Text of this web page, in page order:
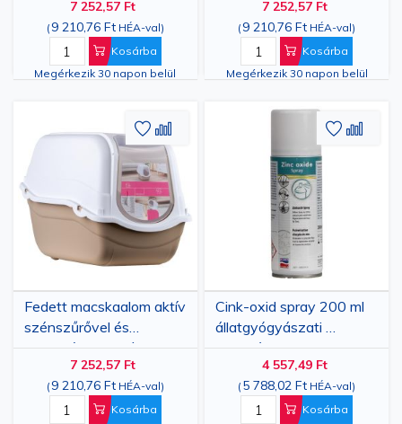
57x39x41 cm, műanyag,
fekete/sárga
7 252,57 Ft
( 9 210,76 Ft HÉA-val)
Kosárba
Megérkezik 30 napon belül
57x39x41 cm, műanyag,
világos
szürke/mentazöld
7 252,57 Ft
( 9 210,76 Ft HÉA-val)
Kosárba
Megérkezik 30 napon belül
Fedett macskaalom aktív
szénszűrővel és
hordozófogantyúval,
57x39x41 cm, műanyag,
bézs/fehér/krém
7 252,57 Ft
( 9 210,76 Ft HÉA-val)
Kosárba
Hozzáadás
a
kívánságlistához
Hozzáadás
összehasonlításhoz
Cink-oxid spray 200 ml
állatgyógyászati ​​
használatra,
állatbőrápolásra
4 557,49 Ft
( 5 788,02 Ft HÉA-val)
Kosárba